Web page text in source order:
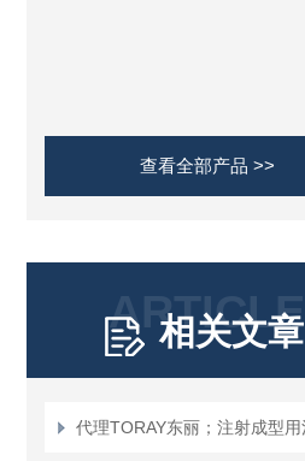
查看全部产品 >>
ARTICLE
相关文章